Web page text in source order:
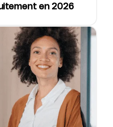
en 2026